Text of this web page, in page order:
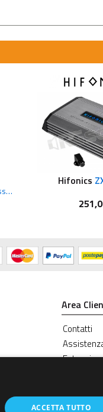
Amplificatore analogico a 4 canali in classe A/B
Hifonics
Area
Contatti
ACCETTA TUTTO